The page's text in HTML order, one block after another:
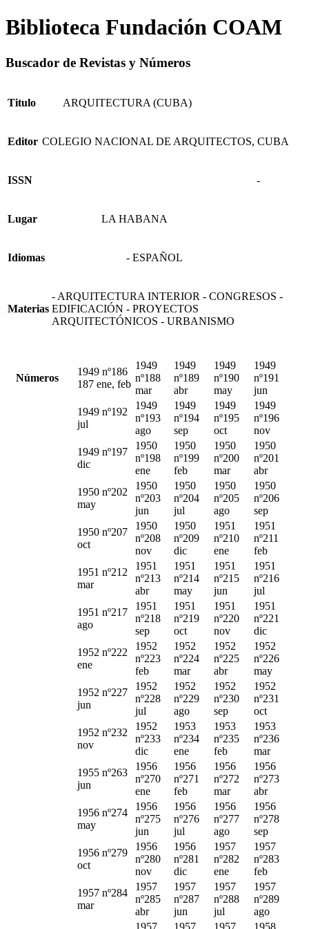
Biblioteca Fundación COAM
Buscador de Revistas y Números
Titulo ARQUITECTURA (CUBA)
Editor COLEGIO NACIONAL DE ARQUITECTOS, CUBA
ISSN -
Lugar LA HABANA
Idiomas - ESPAÑOL
Materias
- ARQUITECTURA INTERIOR - CONGRESOS -
EDIFICACIÓN - PROYECTOS
ARQUITECTÓNICOS - URBANISMO
Números
1949 nº186
187 ene, feb
1949
nº188
mar
1949
nº189
abr
1949
nº190
may
1949
nº191
jun
1949 nº192
jul
1949
nº193
ago
1949
nº194
sep
1949
nº195
oct
1949
nº196
nov
1949 nº197
dic
1950
nº198
ene
1950
nº199
feb
1950
nº200
mar
1950
nº201
abr
1950 nº202
may
1950
nº203
jun
1950
nº204
jul
1950
nº205
ago
1950
nº206
sep
1950 nº207
oct
1950
nº208
nov
1950
nº209
dic
1951
nº210
ene
1951
nº211
feb
1951 nº212
mar
1951
nº213
abr
1951
nº214
may
1951
nº215
jun
1951
nº216
jul
1951 nº217
ago
1951
nº218
sep
1951
nº219
oct
1951
nº220
nov
1951
nº221
dic
1952 nº222
ene
1952
nº223
feb
1952
nº224
mar
1952
nº225
abr
1952
nº226
may
1952 nº227
jun
1952
nº228
jul
1952
nº229
ago
1952
nº230
sep
1952
nº231
oct
1952 nº232
nov
1952
nº233
dic
1953
nº234
ene
1953
nº235
feb
1953
nº236
mar
1955 nº263
jun
1956
nº270
ene
1956
nº271
feb
1956
nº272
mar
1956
nº273
abr
1956 nº274
may
1956
nº275
jun
1956
nº276
jul
1956
nº277
ago
1956
nº278
sep
1956 nº279
oct
1956
nº280
nov
1956
nº281
dic
1957
nº282
ene
1957
nº283
feb
1957 nº284
mar
1957
nº285
abr
1957
nº287
jun
1957
nº288
jul
1957
nº289
ago
1957 1957 1957 1958